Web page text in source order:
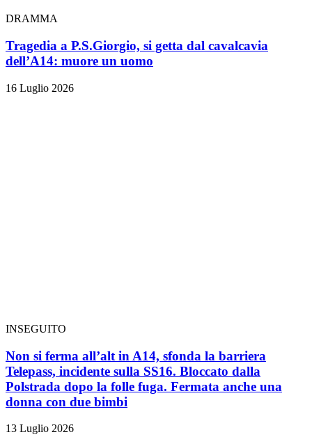
DRAMMA
Tragedia a P.S.Giorgio, si getta dal cavalcavia
dell’A14: muore un uomo
16 Luglio 2026
INSEGUITO
Non si ferma all’alt in A14, sfonda la barriera
Telepass, incidente sulla SS16. Bloccato dalla
Polstrada dopo la folle fuga. Fermata anche una
donna con due bimbi
13 Luglio 2026